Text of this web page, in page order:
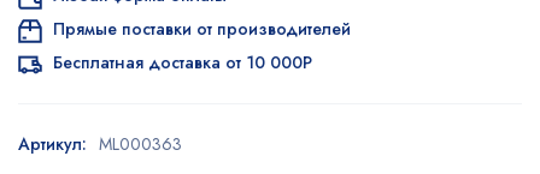
Прямые поставки от производителей
Бесплатная доставка от 10 000Р
Артикул: ML000363